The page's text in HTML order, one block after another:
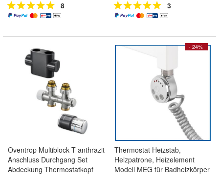
8 3
Oventrop Multiblock T anthrazit
Anschluss Durchgang Set
Abdeckung Thermostatkopf
- 24%
Thermostat Heizstab,
Heizpatrone, Heizelement
Modell MEG für Badheizkörper